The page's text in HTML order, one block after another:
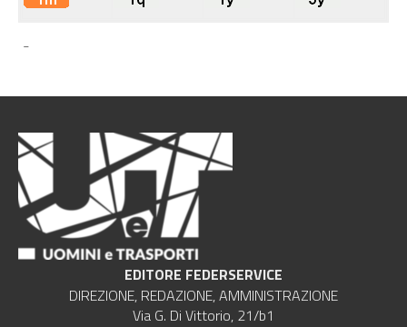
-
EDITORE FEDERSERVICE
DIREZIONE, REDAZIONE, AMMINISTRAZIONE
Via G. Di Vittorio, 21/b1